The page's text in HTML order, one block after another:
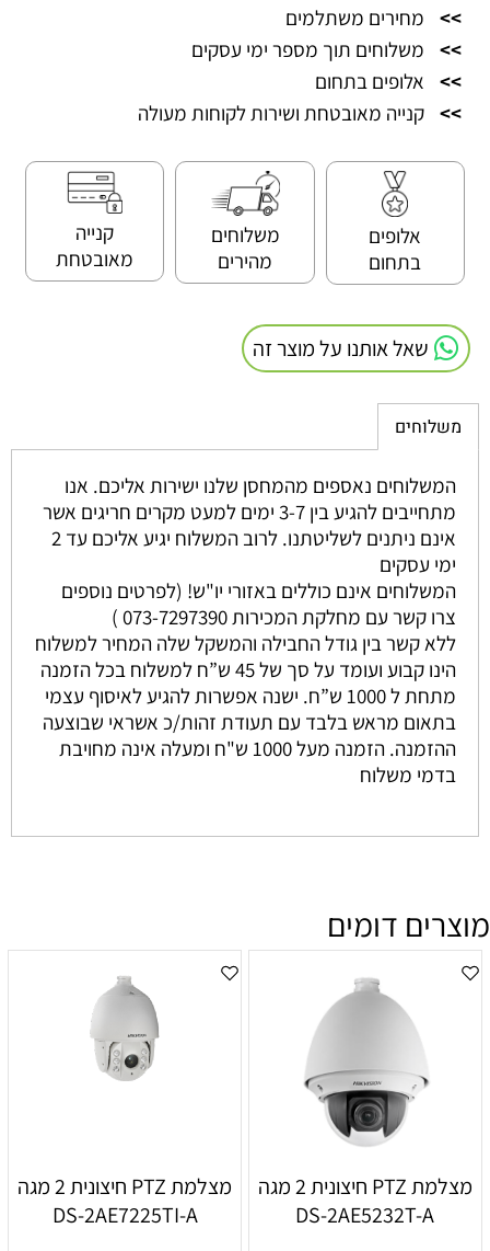
>>
מחירים משתלמים
>>
משלוחים תוך מספר ימי עסקים
>>
אלופים בתחום
>> קנייה מאובטחת ושירות לקוחות מעולה
אלופים
בתחום
משלוחים
מהירים
קנייה
מאובטחת
שאל אותנו על מוצר זה
משלוחים
המשלוחים נאספים מהמחסן שלנו ישירות אליכם. אנו
מתחייבים להגיע בין 3-7 ימים למעט מקרים חריגים אשר
אינם ניתנים לשליטתנו. לרוב המשלוח יגיע אליכם עד 2
ימי עסקים
המשלוחים אינם כוללים באזורי יו"ש! (לפרטים נוספים
צרו קשר עם מחלקת המכירות 073-7297390 )
ללא קשר בין גודל החבילה והמשקל שלה המחיר למשלוח
הינו קבוע ועומד על סך של 45 ש”ח למשלוח בכל הזמנה
מתחת ל 1000 ש”ח. ישנה אפשרות להגיע לאיסוף עצמי
בתאום מראש בלבד עם תעודת זהות/כ אשראי שבוצעה
ההזמנה. הזמנה מעל 1000 ש"ח ומעלה אינה מחויבת
בדמי משלוח
מוצרים דומים
מצלמת PTZ חיצונית 2 מגה
DS-2AE5232T-A
מצלמת PTZ חיצונית 2 מגה
DS-2AE7225TI-A